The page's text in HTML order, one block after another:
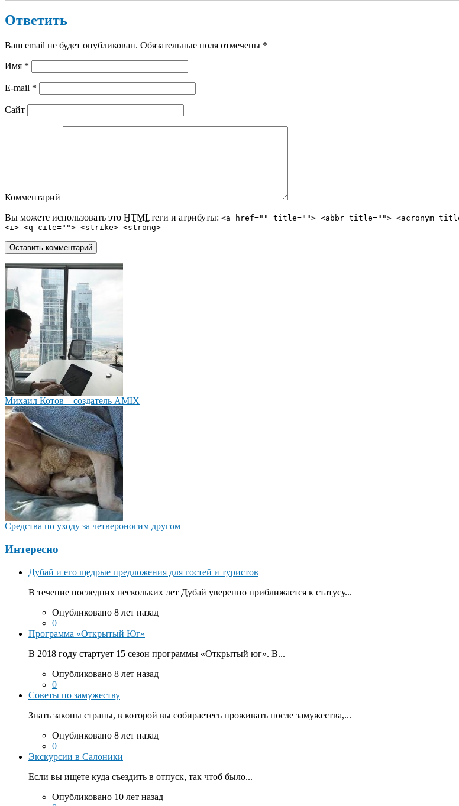
Ответить
Ваш email не будет опубликован. Обязательные поля отмечены *
Имя *
E-mail *
Сайт
Комментарий
Вы можете использовать это HTMLтеги и атрибуты: <a href="" title=""> <abbr title=""> <acronym
<i> <q cite=""> <strike> <strong>
Михаил Котов – создатель AMIX
Средства по уходу за четвероногим другом
Интересно
Дубай и его щедрые предложения для гостей и туристов
В течение последних нескольких лет Дубай уверенно приближается к статусу...
Опубликовано 8 лет назад
0
Программа «Открытый Юг»
В 2018 году стартует 15 сезон программы «Открытый юг». В...
Опубликовано 8 лет назад
0
Советы по замужеству
Знать законы страны, в которой вы собираетесь проживать после замужества,...
Опубликовано 8 лет назад
0
Экскурсии в Салоники
Если вы ищете куда съездить в отпуск, так чтоб было...
Опубликовано 10 лет назад